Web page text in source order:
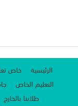
الرئيسية خاص
التعليم الخاص
طلابنا بالخارج